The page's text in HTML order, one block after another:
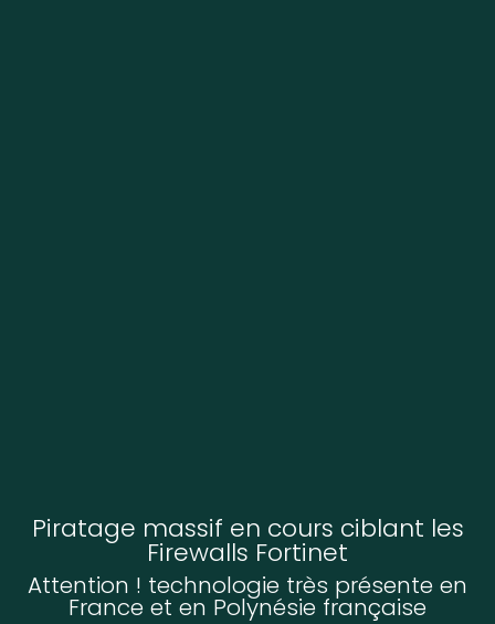
Piratage massif en cours ciblant les
Firewalls Fortinet
Attention ! technologie très présente en
France et en Polynésie française